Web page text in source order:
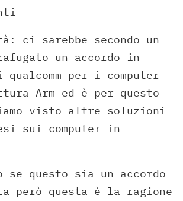
ci sarebbe secondo un
un accordo in
per i computer
Arm ed è per questo
visto altre soluzioni
sui computer in
se questo sia un accordo
però questa è la ragione